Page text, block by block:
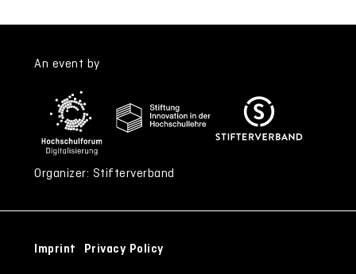
An event by
Organizer: Stifterverband
Imprint Privacy Policy